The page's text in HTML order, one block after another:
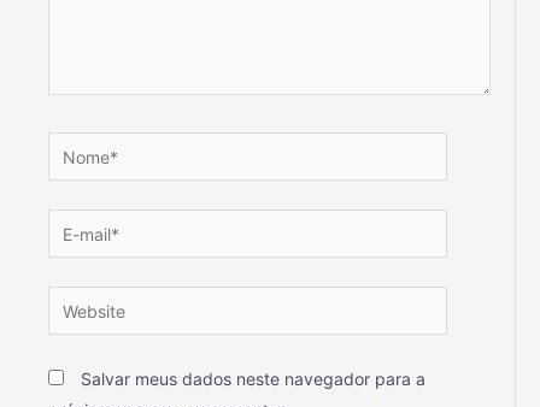
Salvar meus dados neste navegador para a